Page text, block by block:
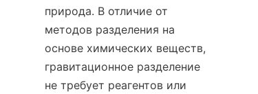
природа. В отличие от
методов разделения на
основе химических веществ,
гравитационное разделение
не требует реагентов или